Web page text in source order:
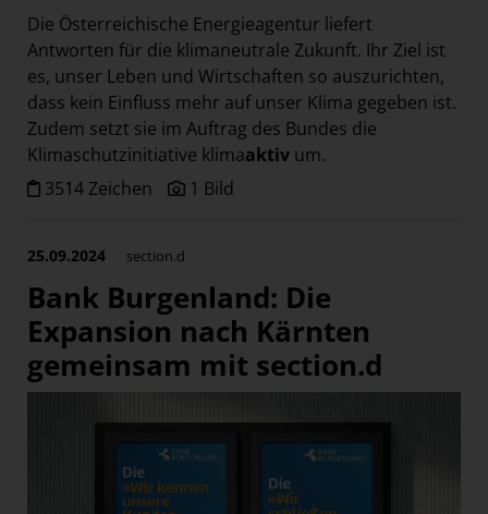
Die Österreichische Energieagentur liefert
Antworten für die klimaneutrale Zukunft. Ihr Ziel ist
es, unser Leben und Wirtschaften so auszurichten,
dass kein Einfluss mehr auf unser Klima gegeben ist.
Zudem setzt sie im Auftrag des Bundes die
Klimaschutzinitiative klimaaktiv um.
3514 Zeichen
1 Bild
25.09.2024 section.d
Bank Burgenland: Die
Expansion nach Kärnten
gemeinsam mit section.d